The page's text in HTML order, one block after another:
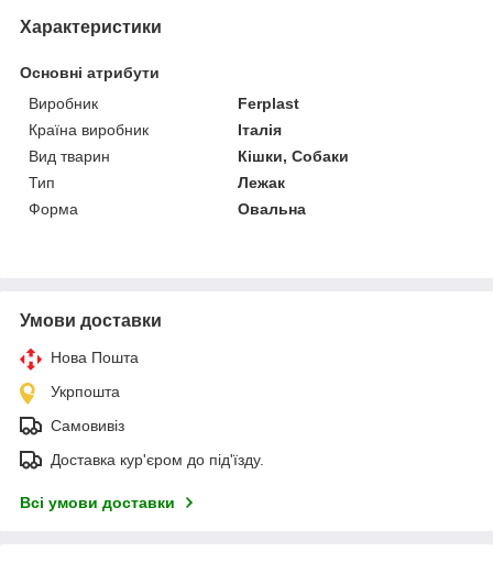
Характеристики
Основні атрибути
Виробник
Ferplast
Країна виробник
Італія
Вид тварин
Кішки, Собаки
Тип
Лежак
Форма
Овальна
Умови доставки
Нова Пошта
Укрпошта
Самовивіз
Доставка кур'єром до під'їзду.
Всі умови доставки